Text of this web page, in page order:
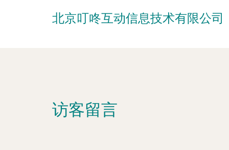
北京叮咚互动信息技术有限公司
访客留言